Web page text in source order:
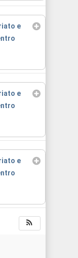
e
e
e